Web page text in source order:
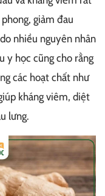
giảm đau
nhiều nguyên nhân
y học cũng cho rằng
các hoạt chất như
kháng viêm, diệt
lưng.